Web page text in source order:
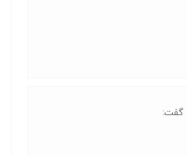
گفت: